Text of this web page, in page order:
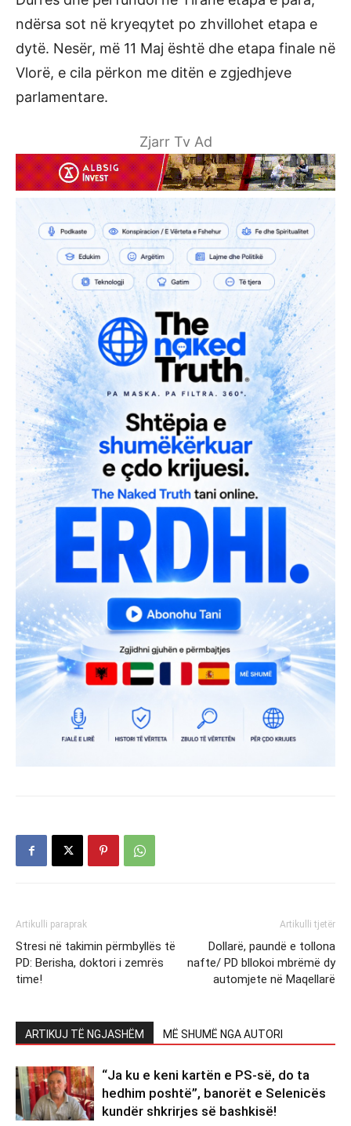
ndërsa sot në kryeqytet po zhvillohet etapa e
dytë. Nesër, më 11 Maj është dhe etapa finale në
Vlorë, e cila përkon me ditën e zgjedhjeve
parlamentare.
Zjarr Tv Ad
Artikulli paraprak
Stresi në takimin përmbyllës të
PD: Berisha, doktori i zemrës
time!
Artikulli tjetër
Dollarë, paundë e tollona
nafte/ PD bllokoi mbrëmë dy
automjete në Maqellarë
ARTIKUJ TË NGJASHËM MË SHUMË NGA AUTORI
“Ja ku e keni kartën e PS-së, do ta
hedhim poshtë”, banorët e Selenicës
kundër shkrirjes së bashkisë!